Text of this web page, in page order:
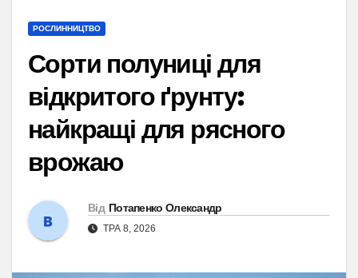
РОСЛИННИЦТВО
Сорти полуниці для
відкритого ґрунту:
найкращі для рясного
врожаю
Від Потапенко Олександр
ТРА 8, 2026